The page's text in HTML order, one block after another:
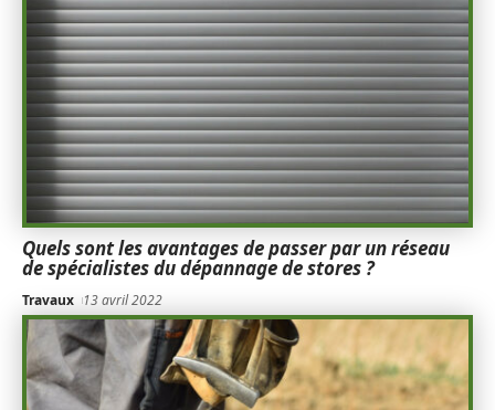
Quels sont les avantages de passer par un réseau
de spécialistes du dépannage de stores ?
Travaux 13 avril 2022